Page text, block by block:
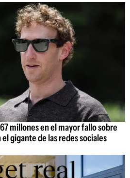
millones en el mayor fallo sobre
gigante de las redes sociales